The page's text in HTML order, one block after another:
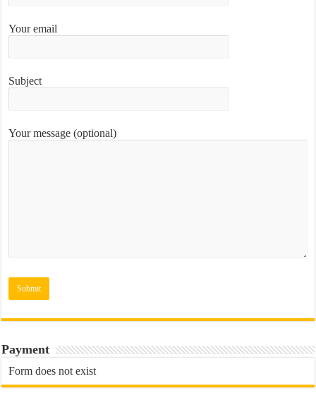
Your email
Subject
Your message (optional)
Payment
Form does not exist